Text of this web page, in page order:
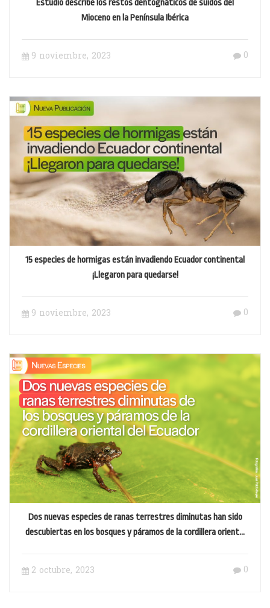
Estudio describe los restos dentognáticos de suidos del
Mioceno en la Península Ibérica
9 noviembre, 2023 0
15 especies de hormigas están invadiendo Ecuador continental
¡Llegaron para quedarse!
9 noviembre, 2023 0
Dos nuevas especies de ranas terrestres diminutas han sido
descubiertas en los bosques y páramos de la cordillera oriental
2 octubre, 2023 0